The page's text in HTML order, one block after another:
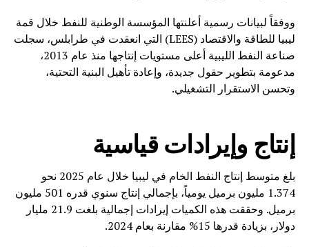
ووفقاً لبيانات رسمية أعلنتها المؤسسة الوطنية للنفط خلال قمة
ليبيا للطاقة والاقتصاد (LEES) التي انعقدت في طرابلس، سجلت
صناعة النفط الليبية أعلى مستويات إنتاجها منذ عام 2013،
مدعومة بتطوير حقول جديدة، وإعادة تأهيل البنية التحتية،
وتحسن الاستقرار التشغيلي.
إنتاج وإيرادات قياسية
بلغ متوسط إنتاج النفط الخام في ليبيا خلال عام 2025 نحو
1.374 مليون برميل يومياً، بإجمالي إنتاج سنوي قدره 501 مليون
برميل. وحققت هذه الكميات إيرادات إجمالية بلغت 21.9 مليار
دولار، بزيادة قدرها 15% مقارنة بعام 2024.